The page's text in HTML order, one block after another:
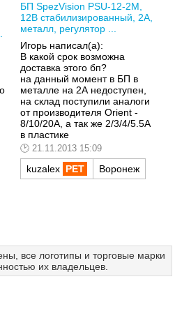
БП SpezVision PSU-12-2M,
12В стабилизированный, 2А,
металл, регулятор ...
Игорь написал(а):
В какой срок возможна
доставка этого бп?
на данный момент в БП в
металле на 2А недоступен,
на склад поступили аналоги
от производителя Orient -
8/10/20А, а так же 2/3/4/5.5А
в пластике
21.11.2013 15:09
kuzalex Воронеж
все логотипы и торговые марки
их владельцев.